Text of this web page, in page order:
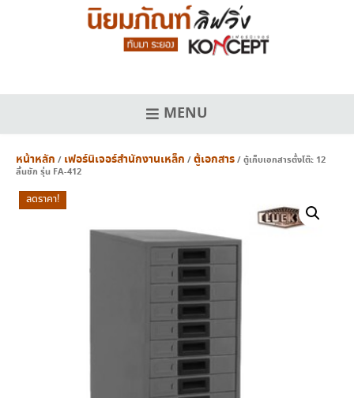
MENU
หน้าหลัก / เฟอร์นิเจอร์สำนักงานเหล็ก /ตู้เอกสาร/ ตู้เก็บเอกสารตั้งโต๊ะ 12
ลิ้นชัก รุ่น FA-412
ลดราคา!